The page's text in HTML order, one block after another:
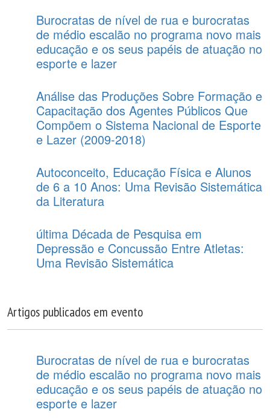
Burocratas de nível de rua e burocratas
de médio escalão no programa novo mais
educação e os seus papéis de atuação no
esporte e lazer
Análise das Produções Sobre Formação e
Capacitação dos Agentes Públicos Que
Compõem o Sistema Nacional de Esporte
e Lazer (2009-2018)
Autoconceito, Educação Física e Alunos
de 6 a 10 Anos: Uma Revisão Sistemática
da Literatura
última Década de Pesquisa em
Depressão e Concussão Entre Atletas:
Uma Revisão Sistemática
Artigos publicados em evento
Burocratas de nível de rua e burocratas
de médio escalão no programa novo mais
educação e os seus papéis de atuação no
esporte e lazer